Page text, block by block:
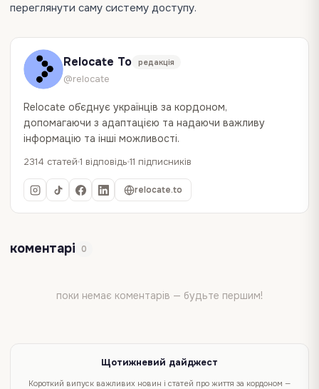
переглянути саму систему доступу.
Relocate To редакція
@relocate
Relocate об`єднує українців за кордоном,
допомагаючи з адаптацією та надаючи важливу
інформацію та інші можливості.
2314 статей 1 відповідь 11 підписників
relocate.to
коментарі 0
поки немає коментарів — будьте першим!
Щотижневий дайджест
Короткий випуск важливих новин і статей про життя за кордоном —